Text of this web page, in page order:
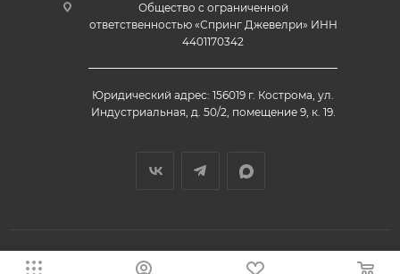
Общество с ограниченной
ответственностью «Спринг Джевелри» ИНН
4401170342
Юридический адрес: 156019 г. Кострома, ул.
Индустриальная, д. 50/2, помещение 9, к. 19.